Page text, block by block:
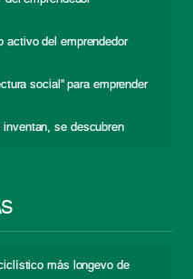
activo del emprendedor
social” para emprender
inventan, se descubren
más longevo de